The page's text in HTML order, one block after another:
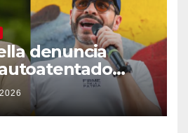
denuncia
decisión de